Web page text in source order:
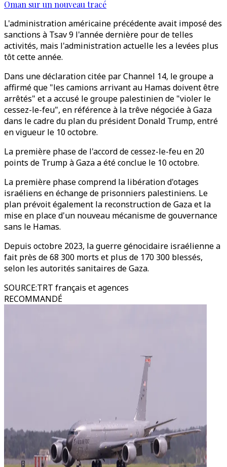
Oman sur un nouveau tracé
L'administration américaine précédente avait imposé des
sanctions à Tsav 9 l'année dernière pour de telles
activités, mais l'administration actuelle les a levées plus
tôt cette année.
Dans une déclaration citée par Channel 14, le groupe a
affirmé que "les camions arrivant au Hamas doivent être
arrêtés" et a accusé le groupe palestinien de "violer le
cessez-le-feu", en référence à la trêve négociée à Gaza
dans le cadre du plan du président Donald Trump, entré
en vigueur le 10 octobre.
La première phase de l'accord de cessez-le-feu en 20
points de Trump à Gaza a été conclue le 10 octobre.
La première phase comprend la libération d'otages
israéliens en échange de prisonniers palestiniens. Le
plan prévoit également la reconstruction de Gaza et la
mise en place d'un nouveau mécanisme de gouvernance
sans le Hamas.
Depuis octobre 2023, la guerre génocidaire israélienne a
fait près de 68 300 morts et plus de 170 300 blessés,
selon les autorités sanitaires de Gaza.
SOURCE:TRT français et agences
RECOMMANDÉ